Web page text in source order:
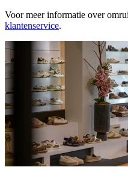
Voor meer informatie over
klantenservice.